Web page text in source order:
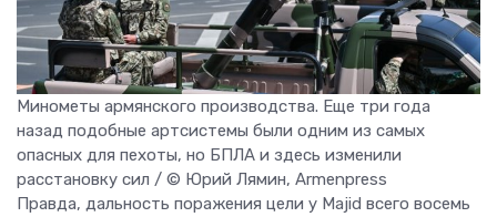
Минометы армянского производства. Еще три года
назад подобные артсистемы были одним из самых
опасных для пехоты, но БПЛА и здесь изменили
расстановку сил / © Юрий Лямин, Armenpress
Правда, дальность поражения цели у Majid всего восемь